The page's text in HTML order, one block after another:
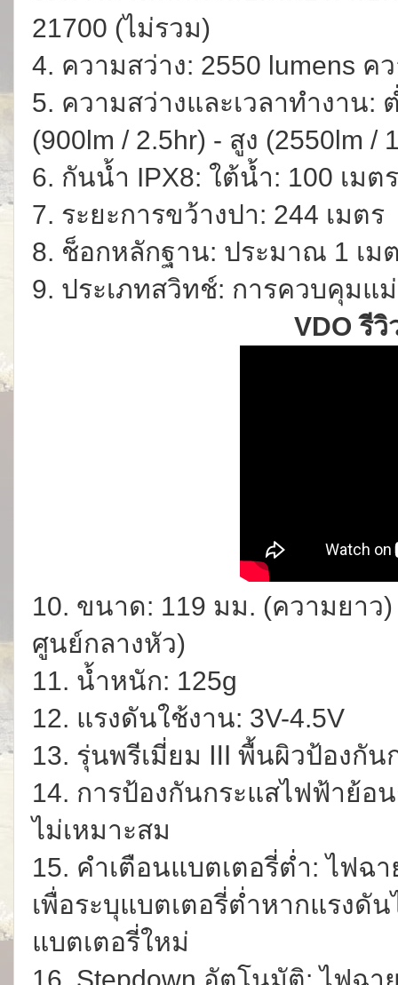
21700 (ไม่รวม)
4. ความสว่าง: 2550 lumens ค
5. ความสว่างและเวลาทำงาน:
(900lm / 2.5hr) - สูง (2550lm /
6. กันน้ำ IPX8: ใต้น้ำ: 100 เมตร
7. ระยะการขว้างปา: 244 เมตร
8. ช็อกหลักฐาน: ประมาณ 1 เม
9. ประเภทสวิทช์: การควบคุมแ
VDO รี
10. ขนาด: 119 มม. (ความยาว
ศูนย์กลางหัว)
11. น้ำหนัก: 125g
12. แรงดันใช้งาน: 3V-4.5V
13. รุ่นพรีเมี่ยม Ⅲ พื้นผิวป้องกั
14. การป้องกันกระแสไฟฟ้าย้อ
ไม่เหมาะสม
15. คำเตือนแบตเตอรี่ต่ำ: ไฟฉ
เพื่อระบุแบตเตอรี่ต่ำหากแรงดั
แบตเตอรี่ใหม่